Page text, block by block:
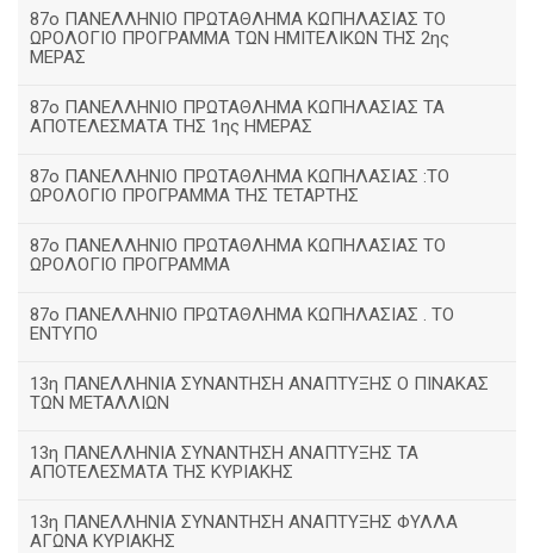
87ο ΠΑΝΕΛΛΗΝΙΟ ΠΡΩΤΑΘΛΗΜΑ ΚΩΠΗΛΑΣΙΑΣ ΤΟ
ΩΡΟΛΟΓΙΟ ΠΡΟΓΡΑΜΜΑ ΤΩΝ ΗΜΙΤΕΛΙΚΩΝ ΤΗΣ 2ης
ΜΕΡΑΣ
87ο ΠΑΝΕΛΛΗΝΙΟ ΠΡΩΤΑΘΛΗΜΑ ΚΩΠΗΛΑΣΙΑΣ ΤΑ
ΑΠΟΤΕΛΕΣΜΑΤΑ ΤΗΣ 1ης ΗΜΕΡΑΣ
87ο ΠΑΝΕΛΛΗΝΙΟ ΠΡΩΤΑΘΛΗΜΑ ΚΩΠΗΛΑΣΙΑΣ :ΤΟ
ΩΡΟΛΟΓΙΟ ΠΡΟΓΡΑΜΜΑ ΤΗΣ ΤΕΤΑΡΤΗΣ
87ο ΠΑΝΕΛΛΗΝΙΟ ΠΡΩΤΑΘΛΗΜΑ ΚΩΠΗΛΑΣΙΑΣ ΤΟ
ΩΡΟΛΟΓΙΟ ΠΡΟΓΡΑΜΜΑ
87ο ΠΑΝΕΛΛΗΝΙΟ ΠΡΩΤΑΘΛΗΜΑ ΚΩΠΗΛΑΣΙΑΣ . ΤΟ
ΕΝΤΥΠΟ
13η ΠΑΝΕΛΛΗΝΙΑ ΣΥΝΑΝΤΗΣΗ ΑΝΑΠΤΥΞΗΣ Ο ΠΙΝΑΚΑΣ
ΤΩΝ ΜΕΤΑΛΛΙΩΝ
13η ΠΑΝΕΛΛΗΝΙΑ ΣΥΝΑΝΤΗΣΗ ΑΝΑΠΤΥΞΗΣ ΤΑ
ΑΠΟΤΕΛΕΣΜΑΤΑ ΤΗΣ ΚΥΡΙΑΚΗΣ
13η ΠΑΝΕΛΛΗΝΙΑ ΣΥΝΑΝΤΗΣΗ ΑΝΑΠΤΥΞΗΣ ΦΥΛΛΑ
ΑΓΩΝΑ ΚΥΡΙΑΚΗΣ